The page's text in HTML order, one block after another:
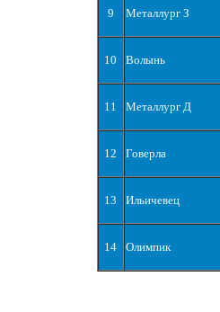
9 Металлург З
10 Волынь
11 Металлург Д
12 Говерла
13 Ильичевец
14 Олимпик